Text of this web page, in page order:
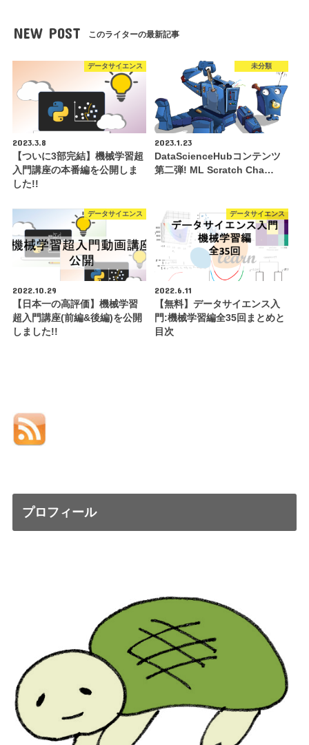
NEW POST このライターの最新記事
データサイエンス
2023.3.8
【ついに3部完結】機械学習超
入門講座の本番編を公開しま
した!!
未分類
2023.1.23
DataScienceHubコンテンツ
第二弾! ML Scratch Cha…
データサイエンス
2022.10.29
【日本一の高評価】機械学習
超入門講座(前編&後編)を公開
しました!!
データサイエンス
2022.6.11
【無料】データサイエンス入
門:機械学習編全35回まとめと
目次
プロフィール